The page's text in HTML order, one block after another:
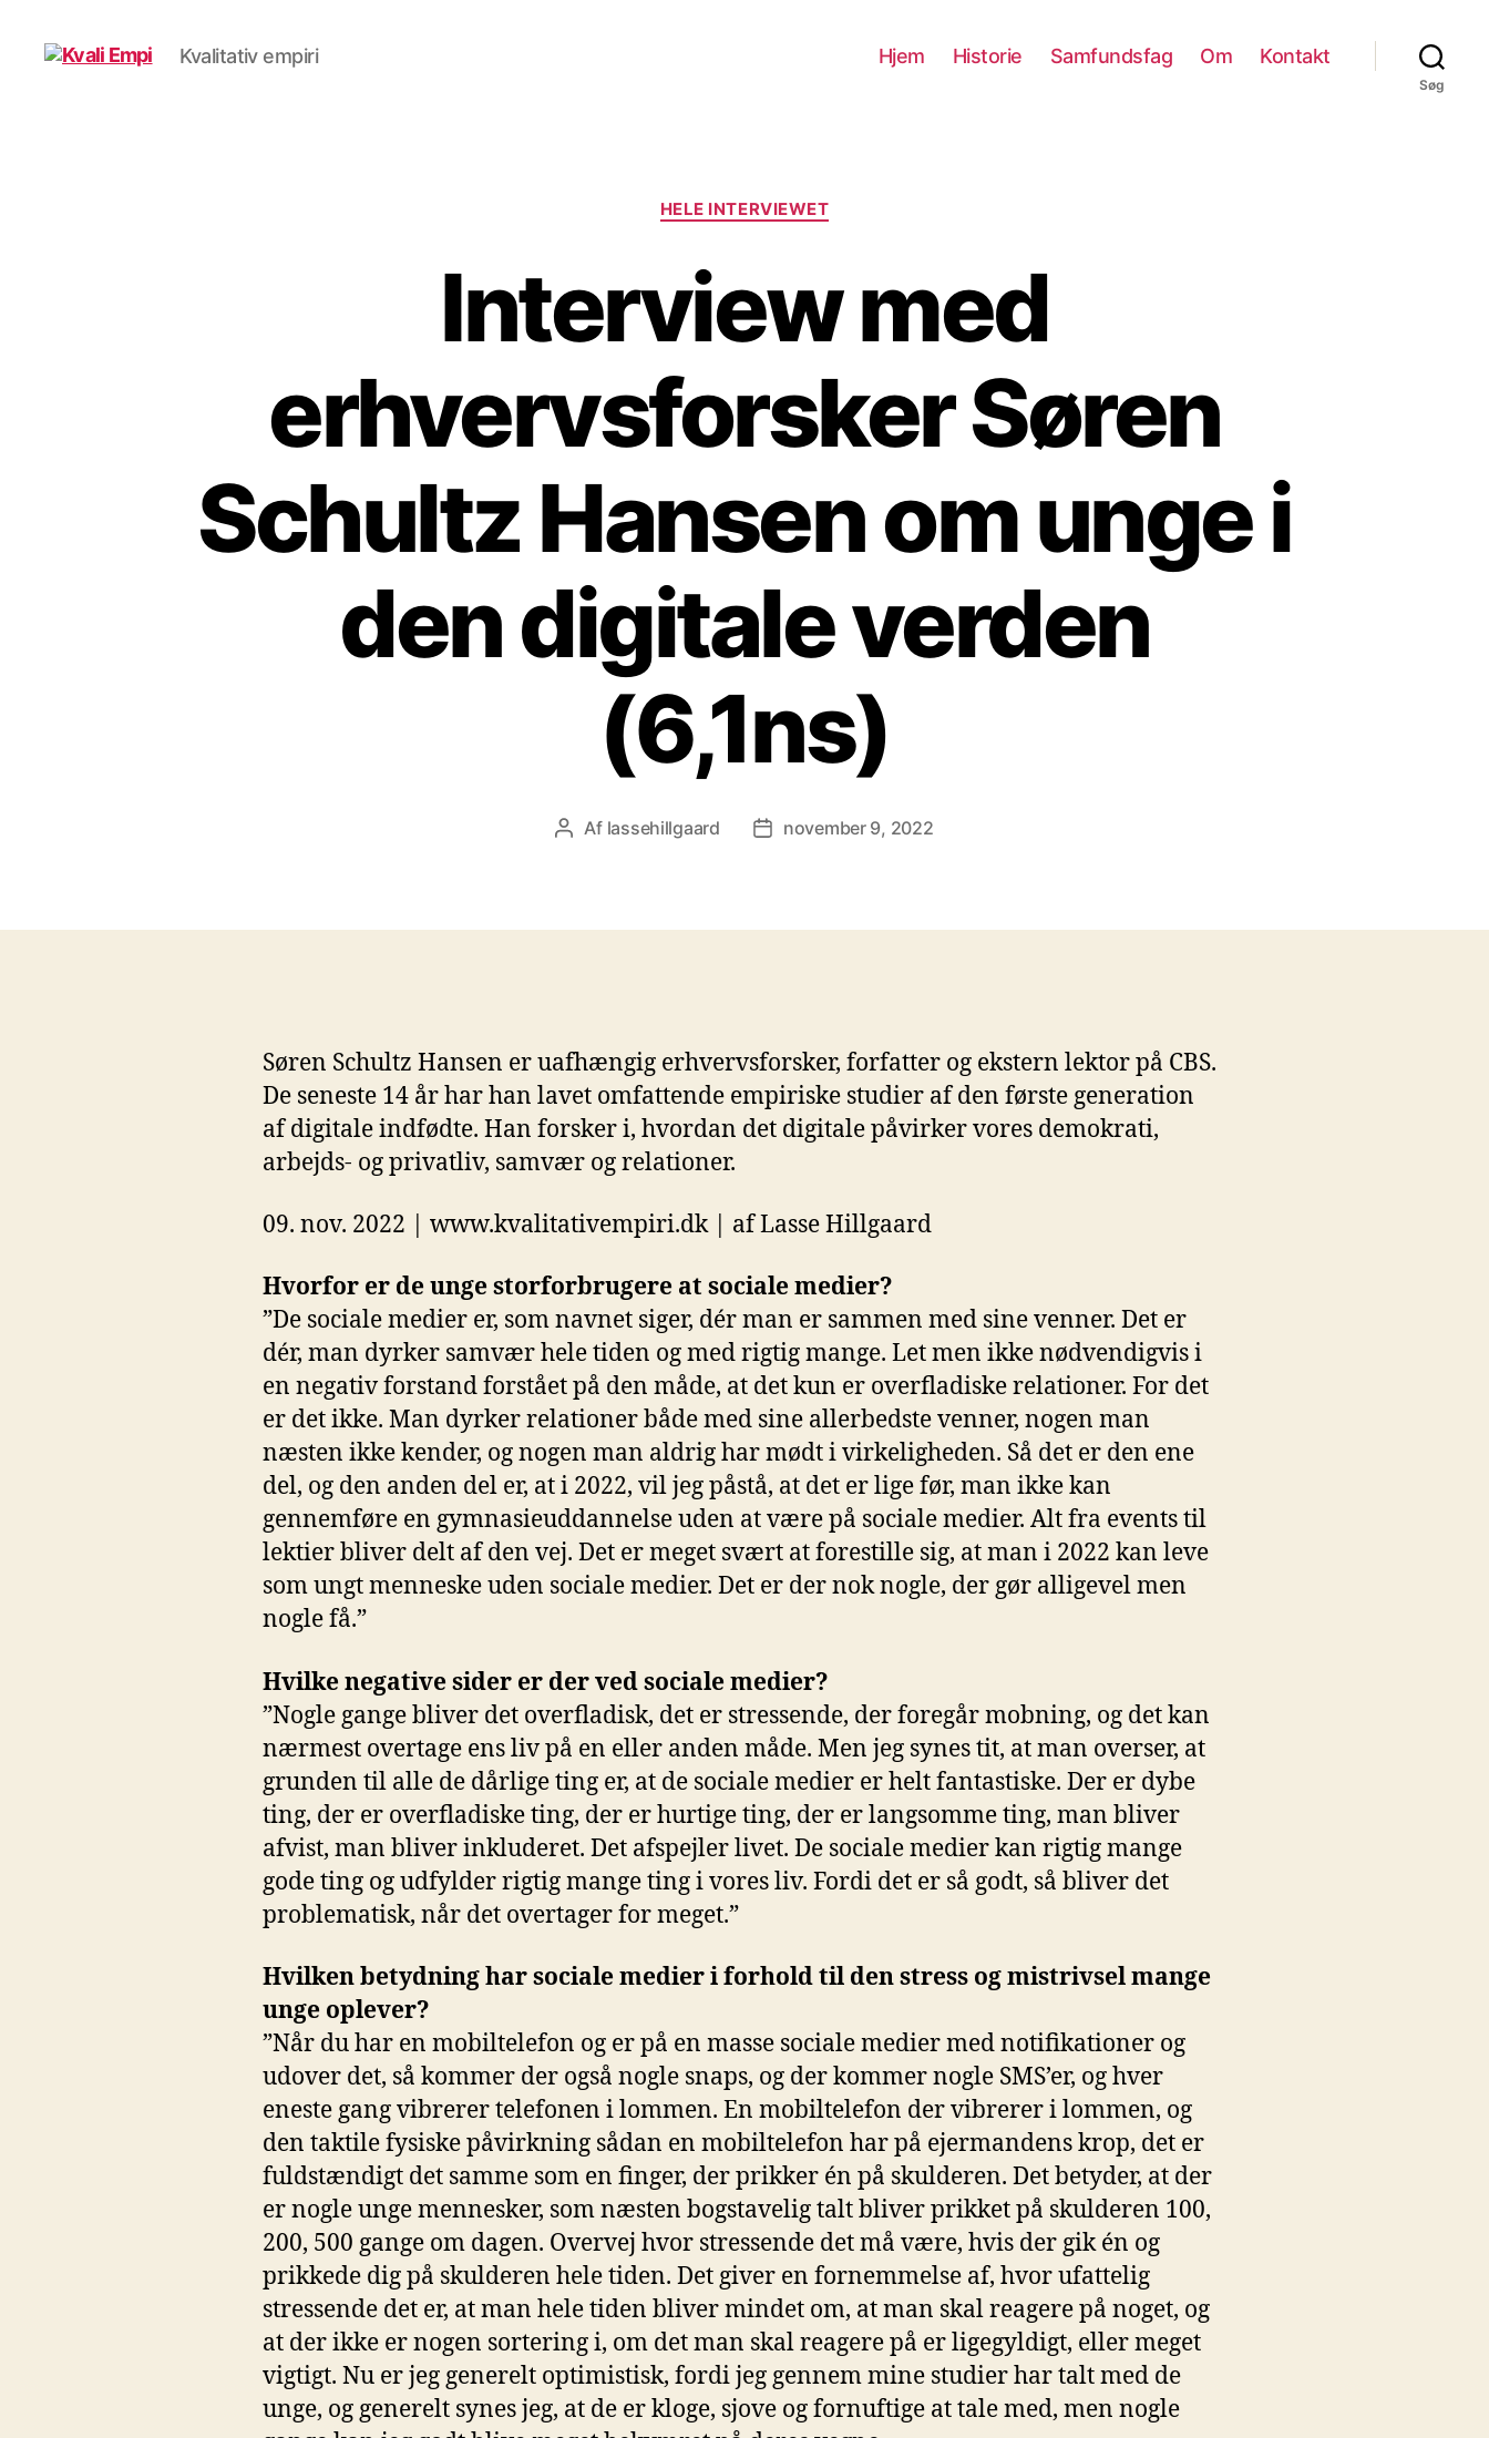
Kvalitativ empiri Hjem Historie Samfundsfag Om Kontakt
Søg
Kategorier
HELE INTERVIEWET
Interview med
erhvervsforsker Søren
Schultz Hansen om unge i
den digitale verden
(6,1ns)
Indlægsforfatter
Af lassehillgaard Indlægsdato
november 9, 2022
Søren Schultz Hansen er uafhængig erhvervsforsker, forfatter og ekstern lektor på CBS.
De seneste 14 år har han lavet omfattende empiriske studier af den første generation
af digitale indfødte. Han forsker i, hvordan det digitale påvirker vores demokrati,
arbejds- og privatliv, samvær og relationer.
09. nov. 2022 | www.kvalitativempiri.dk | af Lasse Hillgaard
Hvorfor er de unge storforbrugere at sociale medier?
”De sociale medier er, som navnet siger, dér man er sammen med sine venner. Det er
dér, man dyrker samvær hele tiden og med rigtig mange. Let men ikke nødvendigvis i
en negativ forstand forstået på den måde, at det kun er overfladiske relationer. For det
er det ikke. Man dyrker relationer både med sine allerbedste venner, nogen man
næsten ikke kender, og nogen man aldrig har mødt i virkeligheden. Så det er den ene
del, og den anden del er, at i 2022, vil jeg påstå, at det er lige før, man ikke kan
gennemføre en gymnasieuddannelse uden at være på sociale medier. Alt fra events til
lektier bliver delt af den vej. Det er meget svært at forestille sig, at man i 2022 kan leve
som ungt menneske uden sociale medier. Det er der nok nogle, der gør alligevel men
nogle få.”
Hvilke negative sider er der ved sociale medier?
”Nogle gange bliver det overfladisk, det er stressende, der foregår mobning, og det kan
nærmest overtage ens liv på en eller anden måde. Men jeg synes tit, at man overser, at
grunden til alle de dårlige ting er, at de sociale medier er helt fantastiske. Der er dybe
ting, der er overfladiske ting, der er hurtige ting, der er langsomme ting, man bliver
afvist, man bliver inkluderet. Det afspejler livet. De sociale medier kan rigtig mange
gode ting og udfylder rigtig mange ting i vores liv. Fordi det er så godt, så bliver det
problematisk, når det overtager for meget.”
Hvilken betydning har sociale medier i forhold til den stress og mistrivsel mange
unge oplever?
”Når du har en mobiltelefon og er på en masse sociale medier med notifikationer og
udover det, så kommer der også nogle snaps, og der kommer nogle SMS’er, og hver
eneste gang vibrerer telefonen i lommen. En mobiltelefon der vibrerer i lommen, og
den taktile fysiske påvirkning sådan en mobiltelefon har på ejermandens krop, det er
fuldstændigt det samme som en finger, der prikker én på skulderen. Det betyder, at der
er nogle unge mennesker, som næsten bogstavelig talt bliver prikket på skulderen 100,
200, 500 gange om dagen. Overvej hvor stressende det må være, hvis der gik én og
prikkede dig på skulderen hele tiden. Det giver en fornemmelse af, hvor ufattelig
stressende det er, at man hele tiden bliver mindet om, at man skal reagere på noget, og
at der ikke er nogen sortering i, om det man skal reagere på er ligegyldigt, eller meget
vigtigt. Nu er jeg generelt optimistisk, fordi jeg gennem mine studier har talt med de
unge, og generelt synes jeg, at de er kloge, sjove og fornuftige at tale med, men nogle